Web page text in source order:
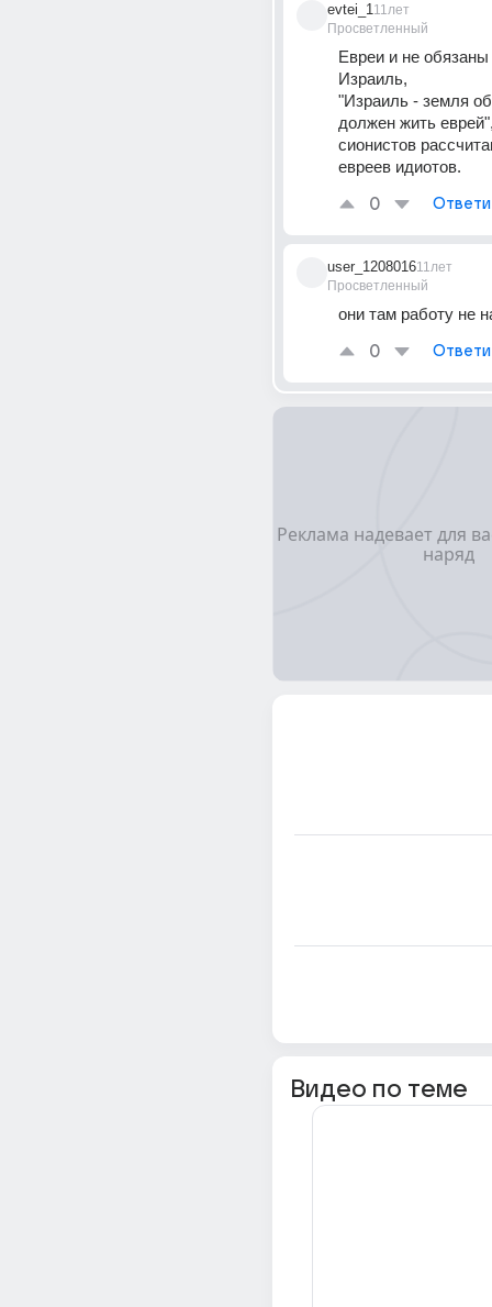
evtei_1
Просветленный
11лет
Евреи и не обязаны
Израиль,
"Израиль - земля
должен жить
сионистов
евреев идиотов.
0
user_1208016
Просветленный
11лет
они там работу не
0
Видео по теме